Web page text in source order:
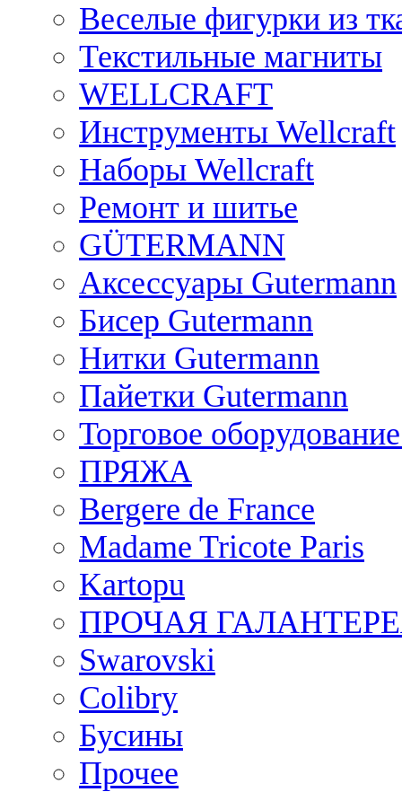
Веселые фигурки из
Текстильные магниты
WELLCRAFT
Инструменты Wellcraft
Наборы Wellcraft
Ремонт и шитье
GÜTERMANN
Аксессуары Gutermann
Бисер Gutermann
Нитки Gutermann
Пайетки Gutermann
Торговое
ПРЯЖА
Bergere de France
Madame Tricote Paris
Kartopu
ПРОЧАЯ
Swarovski
Colibry
Бусины
Прочее